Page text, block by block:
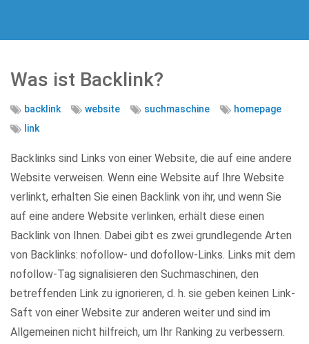
Was ist Backlink?
backlink website suchmaschine
homepage
link
Backlinks sind Links von einer Website, die auf eine andere
Website verweisen. Wenn eine Website auf Ihre Website
verlinkt, erhalten Sie einen Backlink von ihr, und wenn Sie
auf eine andere Website verlinken, erhält diese einen
Backlink von Ihnen. Dabei gibt es zwei grundlegende Arten
von Backlinks: nofollow- und dofollow-Links. Links mit dem
nofollow-Tag signalisieren den Suchmaschinen, den
betreffenden Link zu ignorieren, d. h. sie geben keinen Link-
Saft von einer Website zur anderen weiter und sind im
Allgemeinen nicht hilfreich, um Ihr Ranking zu verbessern.